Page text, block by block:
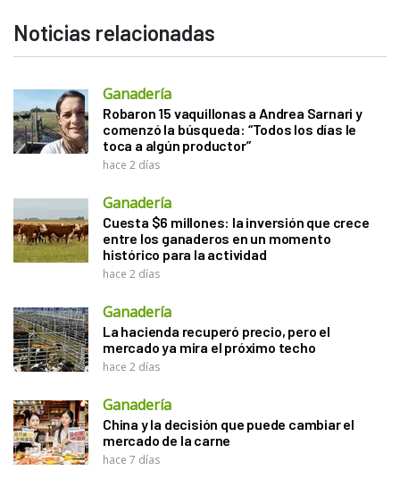
Noticias relacionadas
Ganadería
Robaron 15 vaquillonas a Andrea Sarnari y
comenzó la búsqueda: “Todos los días le
toca a algún productor”
hace 2 días
Ganadería
Cuesta $6 millones: la inversión que crece
entre los ganaderos en un momento
histórico para la actividad
hace 2 días
Ganadería
La hacienda recuperó precio, pero el
mercado ya mira el próximo techo
hace 2 días
Ganadería
China y la decisión que puede cambiar el
mercado de la carne
hace 7 días